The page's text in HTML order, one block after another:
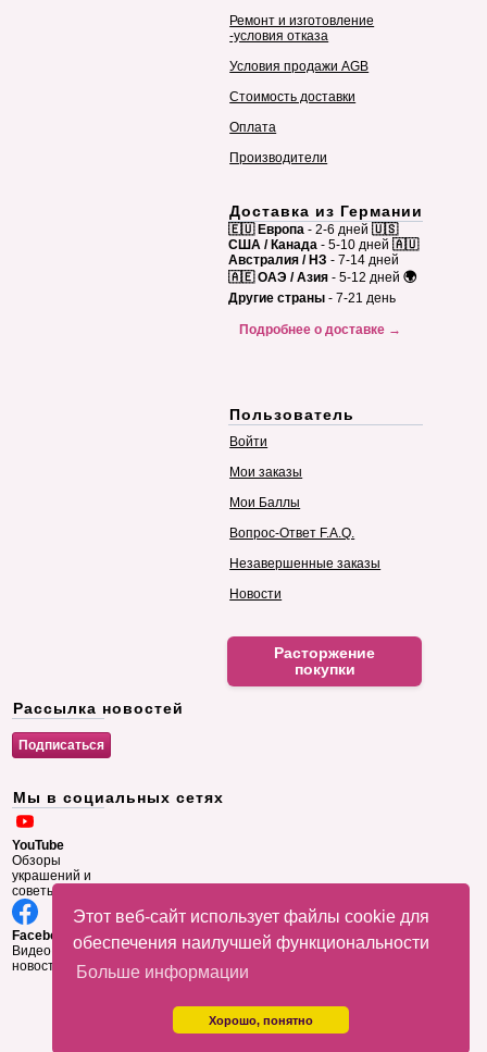
Этот веб-сайт использует файлы cookie для
обеспечения наилучшей функциональности
Больше информации
Хорошо, понятно
Ремонт и изготовление
-условия отказа
Условия продажи AGB
Стоимость доставки
Оплата
Производители
Доставка из Германии
🇪🇺 Европа - 2-6 дней 🇺🇸
США / Канада - 5-10 дней 🇦🇺
Австралия / НЗ - 7-14 дней
🇦🇪 ОАЭ / Азия - 5-12 дней 🌍
Другие страны - 7-21 день
Подробнее о доставке →
Пользователь
Войти
Мои заказы
Мои Баллы
Вопрос-Ответ F.A.Q.
Незавершенные заказы
Новости
Расторжение
покупки
Рассылка новостей
Мы в социальных сетях
YouTube
Обзоры
украшений и
советы
Facebook
Видео и
новости